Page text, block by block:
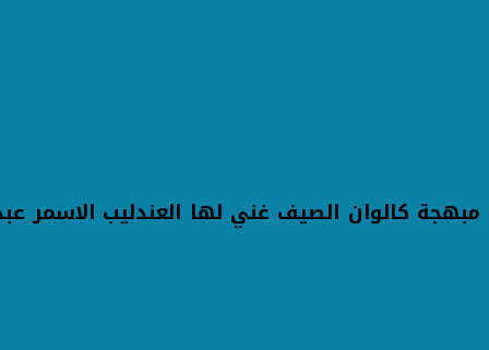
مبهجة كالوان الصيف غني لها العندليب الاسمر